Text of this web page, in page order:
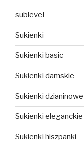
sublevel
Sukienki
Sukienki basic
Sukienki damskie
Sukienki dzianinowe
Sukienki eleganckie
Sukienki hiszpanki